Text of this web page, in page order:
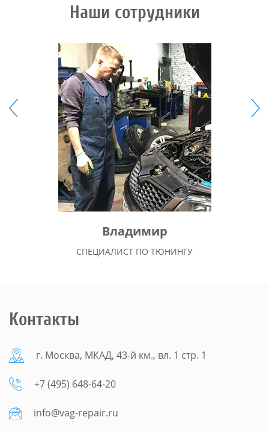
Наши сотрудники
Владимир
СПЕЦИАЛИСТ ПО ТЮНИНГУ
Контакты
г. Москва, МКАД, 43-й км., вл. 1 стр. 1
+7 (495) 648-64-20
info@vag-repair.ru